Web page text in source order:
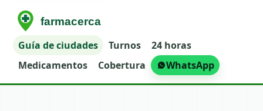
Guía de ciudades Turnos
24 horas
Medicamentos
Cobertura WhatsApp